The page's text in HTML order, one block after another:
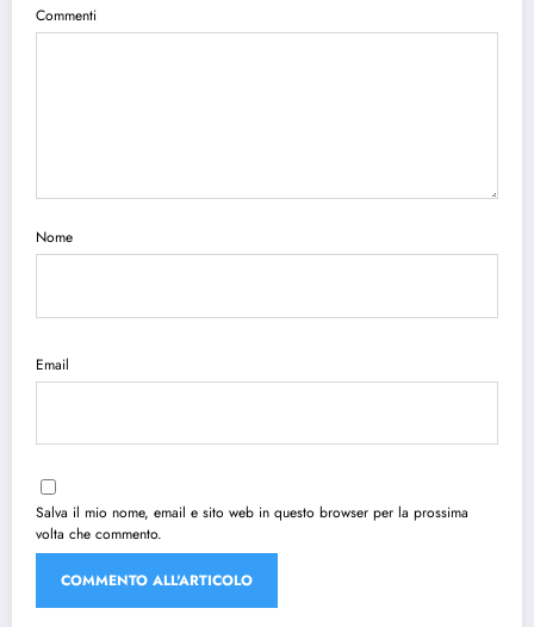
Commenti
Nome
Email
Salva il mio nome, email e sito web in questo browser per la prossima
volta che commento.